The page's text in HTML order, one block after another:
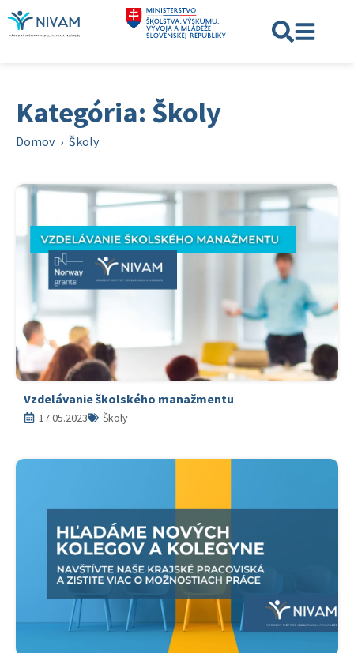
Kategória: Školy
Domov › Školy
Vzdelávanie školského manažmentu
17.05.2023 Školy